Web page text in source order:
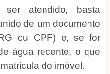
atendido, basta
de um documento
ou CPF) e, se for
água recente, o que
do imóvel.